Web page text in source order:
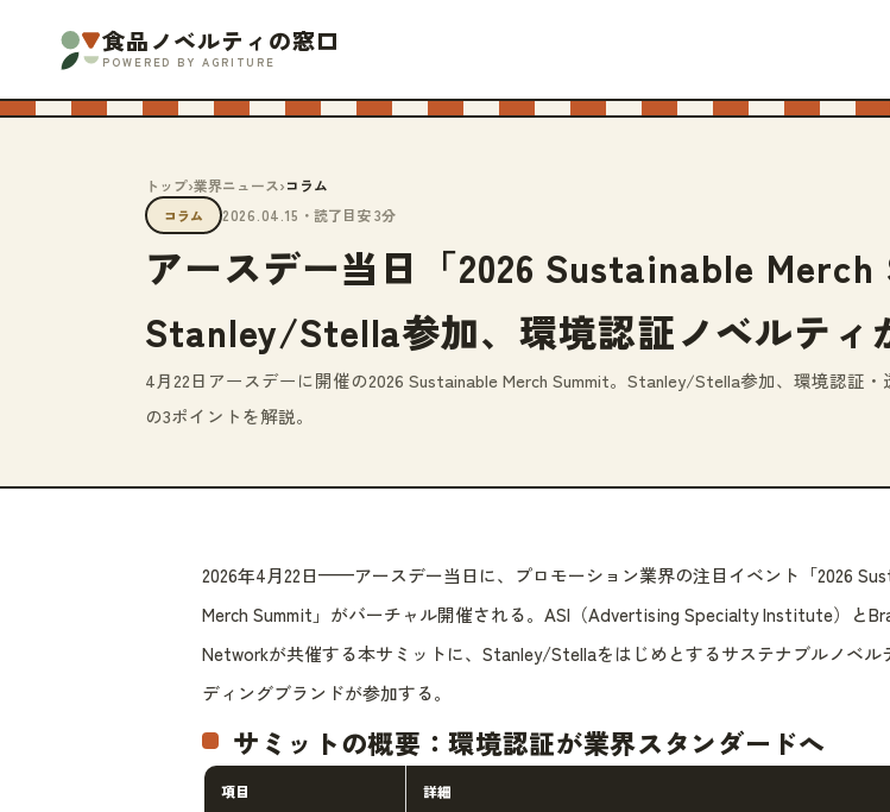
食品ノベルティの窓口
POWERED BY AGRITURE
トップ›業界ニュース›コラム
コラム 2026.04.15 ・読了目安 3分
アースデー当日「2026 Sustainable
Stanley/Stella参加、環境認証ノベルティ
4月22日アースデーに開催の2026 Sustainable Merch Summit。Stanley/Stella参加、環境認証
の3ポイントを解説。
2026年4月22日——アースデー当日に、プロモーション業界の注目イベント「2026
Merch Summit」がバーチャル開催される。ASI（Advertising Specialty Institute）と
Networkが共催する本サミットに、Stanley/Stellaをはじめとするサステナブルノベル
ディングブランドが参加する。
サミットの概要：環境認証が業界スタンダードへ
項目 詳細